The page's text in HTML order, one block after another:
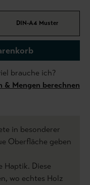
DIN-A4 Muster
brauche ich?
& Mengen berechnen
in besonderer
Oberfläche geben
Haptik. Diese
wo echtes Holz